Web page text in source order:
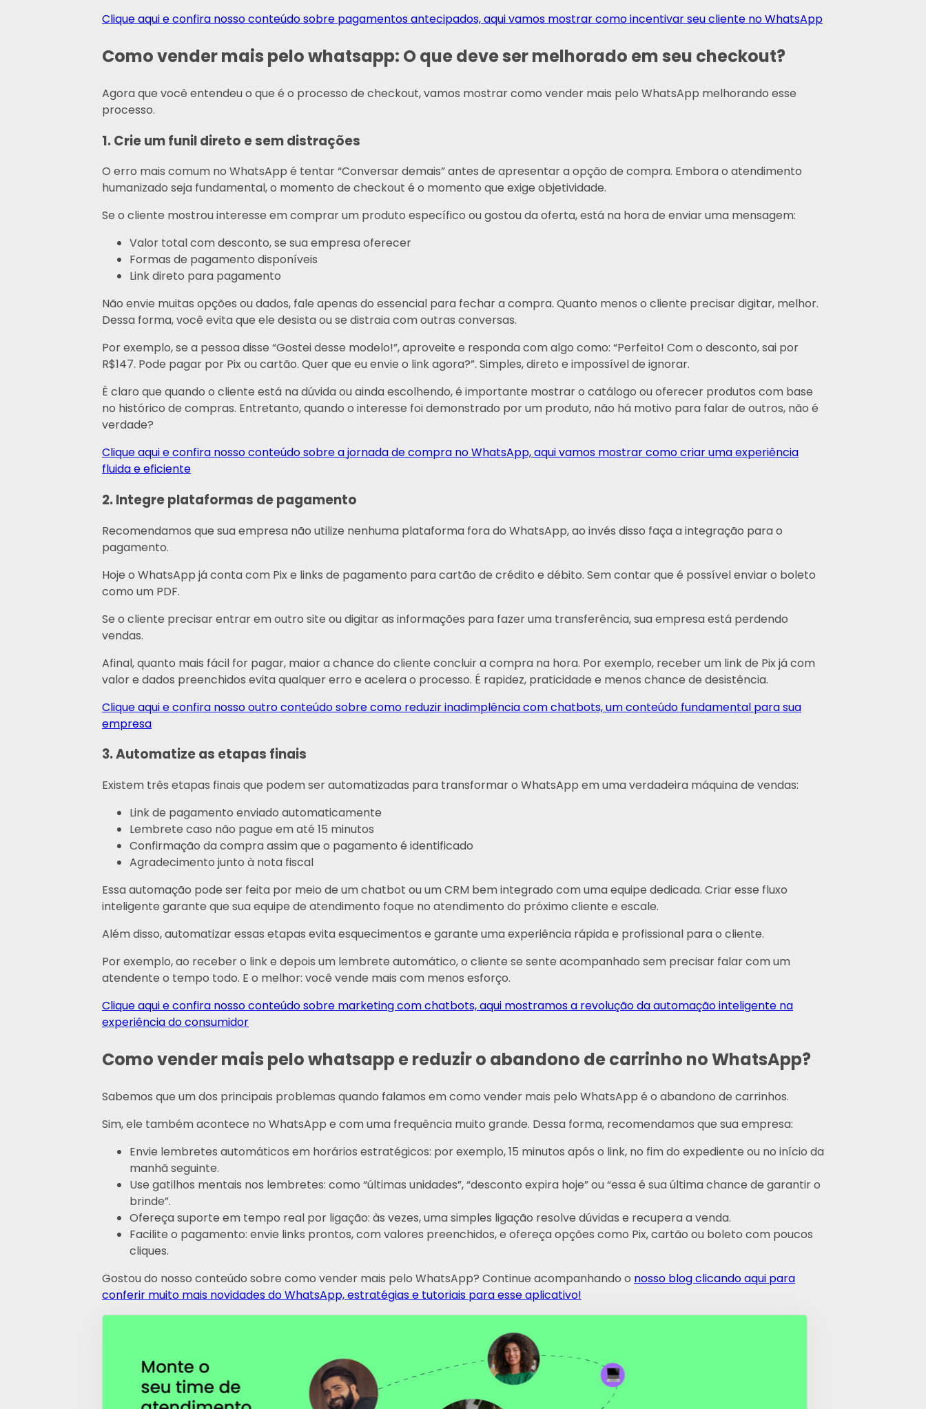
Clique aqui e confira nosso conteúdo sobre pagamentos antecipados, aqui vamos mostrar como incentivar seu cliente no WhatsApp
Como vender mais pelo whatsapp: O que deve ser melhorado em seu checkout?
Agora que você entendeu o que é o processo de checkout, vamos mostrar como vender mais pelo WhatsApp melhorando esse
processo.
1. Crie um funil direto e sem distrações
O erro mais comum no WhatsApp é tentar “Conversar demais” antes de apresentar a opção de compra. Embora o atendimento
humanizado seja fundamental, o momento de checkout é o momento que exige objetividade.
Se o cliente mostrou interesse em comprar um produto específico ou gostou da oferta, está na hora de enviar uma mensagem:
Valor total com desconto, se sua empresa oferecer
Formas de pagamento disponíveis
Link direto para pagamento
Não envie muitas opções ou dados, fale apenas do essencial para fechar a compra. Quanto menos o cliente precisar digitar, melhor.
Dessa forma, você evita que ele desista ou se distraia com outras conversas.
Por exemplo, se a pessoa disse “Gostei desse modelo!”, aproveite e responda com algo como: “Perfeito! Com o desconto, sai por
R$147. Pode pagar por Pix ou cartão. Quer que eu envie o link agora?”. Simples, direto e impossível de ignorar.
É claro que quando o cliente está na dúvida ou ainda escolhendo, é importante mostrar o catálogo ou oferecer produtos com base
no histórico de compras. Entretanto, quando o interesse foi demonstrado por um produto, não há motivo para falar de outros, não é
verdade?
Clique aqui e confira nosso conteúdo sobre a jornada de compra no WhatsApp, aqui vamos mostrar como criar uma experiência
fluida e eficiente
2. Integre plataformas de pagamento
Recomendamos que sua empresa não utilize nenhuma plataforma fora do WhatsApp, ao invés disso faça a integração para o
pagamento.
Hoje o WhatsApp já conta com Pix e links de pagamento para cartão de crédito e débito. Sem contar que é possível enviar o boleto
como um PDF.
Se o cliente precisar entrar em outro site ou digitar as informações para fazer uma transferência, sua empresa está perdendo
vendas.
Afinal, quanto mais fácil for pagar, maior a chance do cliente concluir a compra na hora. Por exemplo, receber um link de Pix já com
valor e dados preenchidos evita qualquer erro e acelera o processo. É rapidez, praticidade e menos chance de desistência.
Clique aqui e confira nosso outro conteúdo sobre como reduzir inadimplência com chatbots, um conteúdo fundamental para sua
empresa
3. Automatize as etapas finais
Existem três etapas finais que podem ser automatizadas para transformar o WhatsApp em uma verdadeira máquina de vendas:
Link de pagamento enviado automaticamente
Lembrete caso não pague em até 15 minutos
Confirmação da compra assim que o pagamento é identificado
Agradecimento junto à nota fiscal
Essa automação pode ser feita por meio de um chatbot ou um CRM bem integrado com uma equipe dedicada. Criar esse fluxo
inteligente garante que sua equipe de atendimento foque no atendimento do próximo cliente e escale.
Além disso, automatizar essas etapas evita esquecimentos e garante uma experiência rápida e profissional para o cliente.
Por exemplo, ao receber o link e depois um lembrete automático, o cliente se sente acompanhado sem precisar falar com um
atendente o tempo todo. E o melhor: você vende mais com menos esforço.
Clique aqui e confira nosso conteúdo sobre marketing com chatbots, aqui mostramos a revolução da automação inteligente na
experiência do consumidor
Como vender mais pelo whatsapp e reduzir o abandono de carrinho no WhatsApp?
Sabemos que um dos principais problemas quando falamos em como vender mais pelo WhatsApp é o abandono de carrinhos.
Sim, ele também acontece no WhatsApp e com uma frequência muito grande. Dessa forma, recomendamos que sua empresa:
Envie lembretes automáticos em horários estratégicos: por exemplo, 15 minutos após o link, no fim do expediente ou no início da
manhã seguinte.
Use gatilhos mentais nos lembretes: como “últimas unidades”, “desconto expira hoje” ou “essa é sua última chance de garantir o
brinde”.
Ofereça suporte em tempo real por ligação: às vezes, uma simples ligação resolve dúvidas e recupera a venda.
Facilite o pagamento: envie links prontos, com valores preenchidos, e ofereça opções como Pix, cartão ou boleto com poucos
cliques.
Gostou do nosso conteúdo sobre como vender mais pelo WhatsApp? Continue acompanhando o nosso blog clicando aqui para
conferir muito mais novidades do WhatsApp, estratégias e tutoriais para esse aplicativo!